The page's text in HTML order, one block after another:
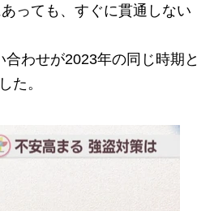
っても、すぐに貫通しない
わせが2023年の同じ時期と
た。